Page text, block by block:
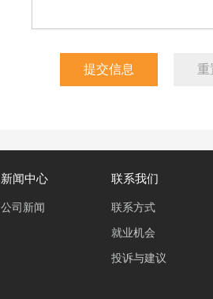
新闻中心
公司新闻
联系我们
联系方式
就业机会
投诉与建议